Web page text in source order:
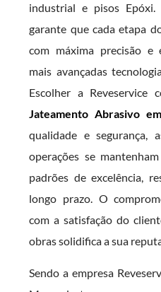
industrial e pisos
garante que cada etapa
com máxima precisão e
mais avançadas
Escolher a Reveservice
Jateamento Abrasivo
qualidade e segurança,
operações se
padrões de excelência,
longo prazo. O
com a satisfação do
obras solidifica a sua
Sendo a empresa